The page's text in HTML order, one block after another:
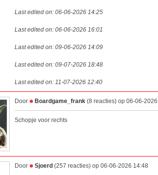
Last edited on: 06-06-2026 14:25
Last edited on: 06-06-2026 16:01
Last edited on: 09-06-2026 14:09
Last edited on: 09-07-2026 18:48
Last edited on: 11-07-2026 12:40
Door Boardgame_frank (8 reacties) op 06-06-
Schopje voor rechts
Door Sjoerd (257 reacties) op 06-06-2026 14:48